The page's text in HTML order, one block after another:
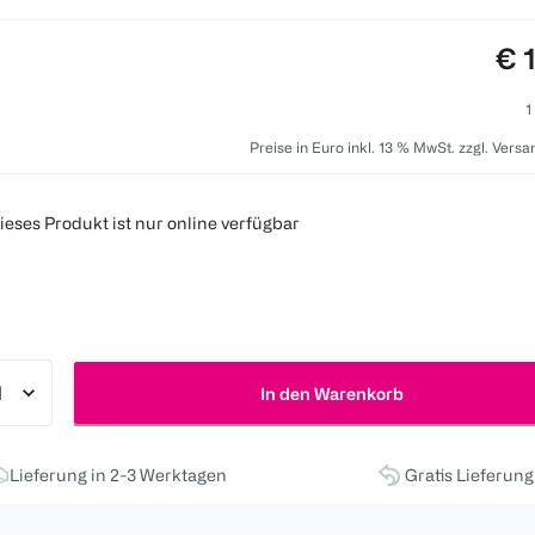
€
Preise in Euro inkl. 13 % MwSt. zzgl.
Produkt ist nur online verfügbar
In den Warenkorb
Lieferung in 2-3 Werktagen Gratis